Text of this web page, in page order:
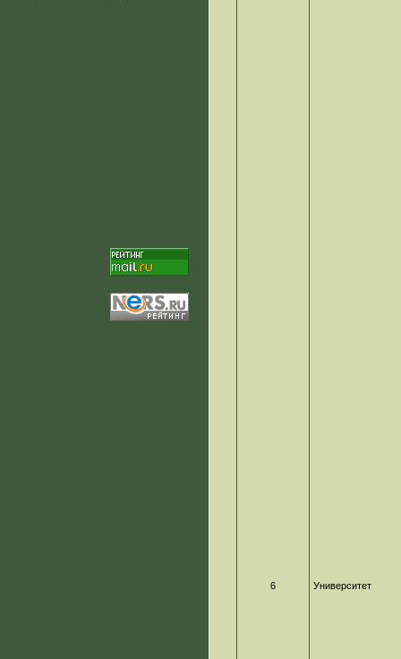
6 Университет